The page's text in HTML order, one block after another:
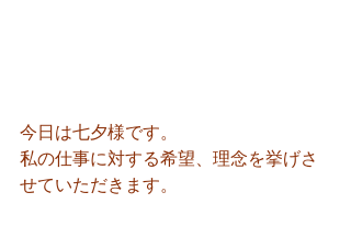
今日は七夕様です。
私の仕事に対する希望、理念を挙げさ
せていただきます。